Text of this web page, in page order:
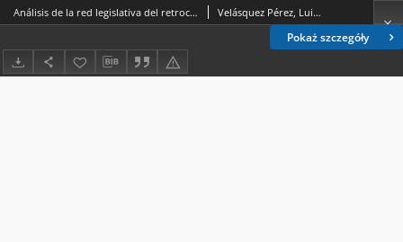
Pokaż szczegóły
Análisis de la red legislativa del retrocesode la lucha anticorrupción y la reducciónde los derechos humanos en Guatemala entre 2017 y 2021 Velásquez Pérez, Luis Guillermo